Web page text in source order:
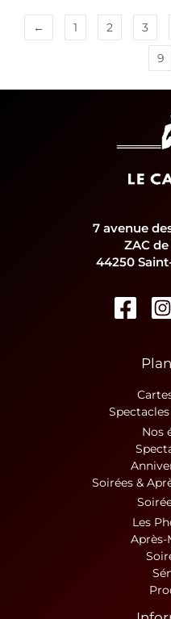
← 1 2 3
9
7 avenue
ZAC
44250
Nos
Soirées &
Les
Après-